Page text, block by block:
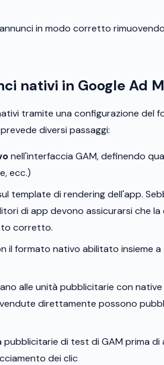
in modo corretto
nativi in Google Ad
tramite una configurazione del
diversi passaggi:
nell'interfaccia GAM, definendo
ecc.)
template di rendering dell'app.
di app devono assicurarsi che
corretto.
il formato nativo abilitato insieme
alle unità pubblicitarie con native
direttamente possono
pubblicitarie di test di GAM prima di
dei clic